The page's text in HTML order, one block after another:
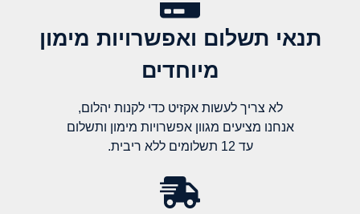
תנאי תשלום ואפשרויות מימון
מיוחדים
לא צריך לעשות אקזיט כדי לקנות יהלום,
אנחנו מציעים מגוון אפשרויות מימון ותשלום
עד 12 תשלומים ללא ריבית.